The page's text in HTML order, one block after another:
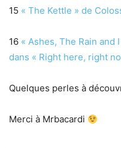
15 « The Kettle » de
16 « Ashes, The Rain and
dans « Right here, right
Quelques perles à
Merci à Mrbacardi